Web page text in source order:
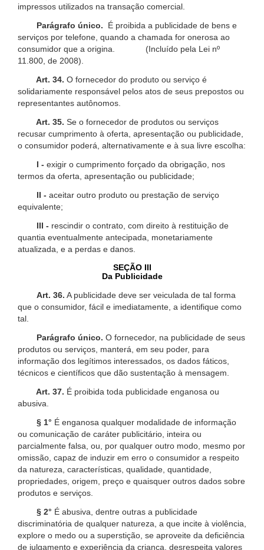
impressos utilizados na transação comercial.
Parágrafo único.
É proibida a publicidade de bens e
serviços por telefone, quando a chamada for onerosa ao
consumidor que a origina. (Incluído pela Lei nº
11.800, de 2008).
Art. 34. O fornecedor do produto ou serviço é
solidariamente responsável pelos atos de seus prepostos ou
representantes autônomos.
Art. 35. Se o fornecedor de produtos ou serviços
recusar cumprimento à oferta, apresentação ou publicidade,
o consumidor poderá, alternativamente e à sua livre escolha:
I - exigir o cumprimento forçado da obrigação, nos
termos da oferta, apresentação ou publicidade;
II - aceitar outro produto ou prestação de serviço
equivalente;
III - rescindir o contrato, com direito à restituição de
quantia eventualmente antecipada, monetariamente
atualizada, e a perdas e danos.
SEÇÃO III
Da Publicidade
Art. 36. A publicidade deve ser veiculada de tal forma
que o consumidor, fácil e imediatamente, a identifique como
tal.
Parágrafo único. O fornecedor, na publicidade de seus
produtos ou serviços, manterá, em seu poder, para
informação dos legítimos interessados, os dados fáticos,
técnicos e científicos que dão sustentação à mensagem.
Art. 37. É proibida toda publicidade enganosa ou
abusiva.
§ 1° É enganosa qualquer modalidade de informação
ou comunicação de caráter publicitário, inteira ou
parcialmente falsa, ou, por qualquer outro modo, mesmo por
omissão, capaz de induzir em erro o consumidor a respeito
da natureza, características, qualidade, quantidade,
propriedades, origem, preço e quaisquer outros dados sobre
produtos e serviços.
§ 2° É abusiva, dentre outras a publicidade
discriminatória de qualquer natureza, a que incite à violência,
explore o medo ou a superstição, se aproveite da deficiência
de julgamento e experiência da criança, desrespeita valores